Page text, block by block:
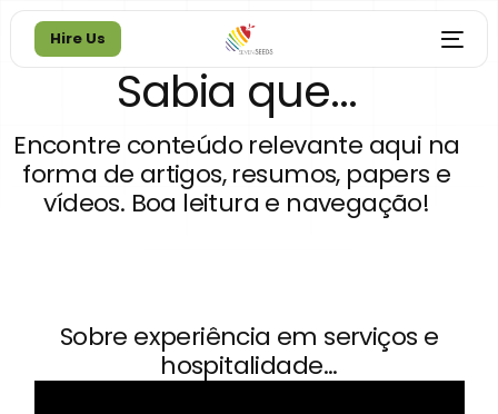
Hire Us
Hire Us
Sabia que...
Encontre conteúdo relevante aqui na
forma de artigos, resumos, papers e
vídeos. Boa leitura e navegação!
Sobre experiência em serviços e
hospitalidade...